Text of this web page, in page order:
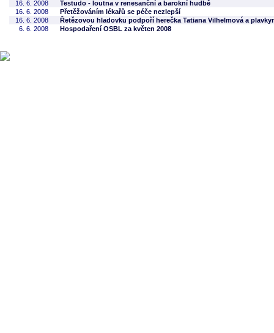
16. 6. 2008
Testudo - loutna v renesanční a barokní hudbě
16. 6. 2008
Přetěžováním lékařů se péče nezlepší
16. 6. 2008
Řetězovou hladovku podpoří herečka Tatiana Vilhelmová a
6. 6. 2008
Hospodaření OSBL za květen 2008